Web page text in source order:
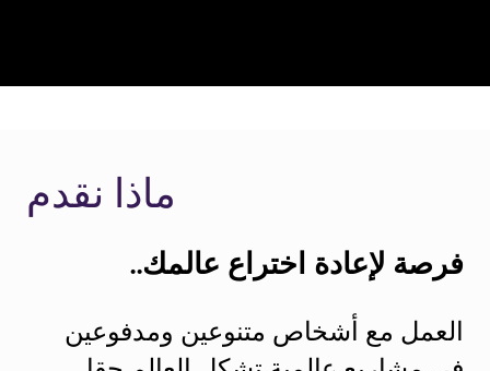
ماذا نقدم
فرصة لإعادة اختراع عالمك..
العمل مع أشخاص متنوعين ومدفوعين